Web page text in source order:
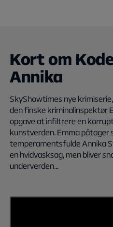
Kort om
Annika
SkyShowtimes nye
den finske kriminalinspektør
opgave at infiltrere en
kunstverden. Emma påtager
temperamentsfulde Annika
en hvidvasksag, men bliver
underverden...